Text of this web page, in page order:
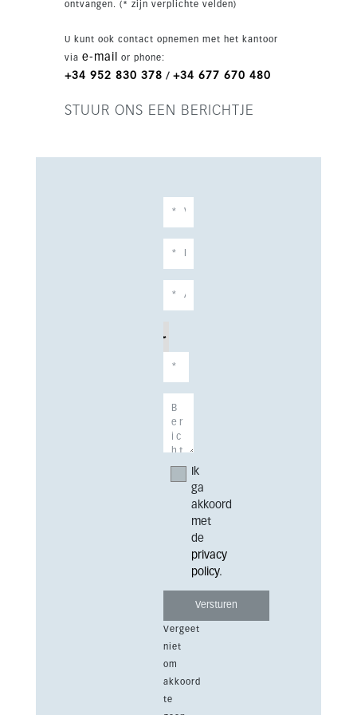
ontvangen. (* zijn verplichte velden)
U kunt ook contact opnemen met het kantoor
via e-mail or phone:
+34 952 830 378 / +34 677 670 480
STUUR ONS EEN BERICHTJE
Ik
ga
akkoord
met
de
privacy
policy.
Vergeet
niet
om
akkoord
te